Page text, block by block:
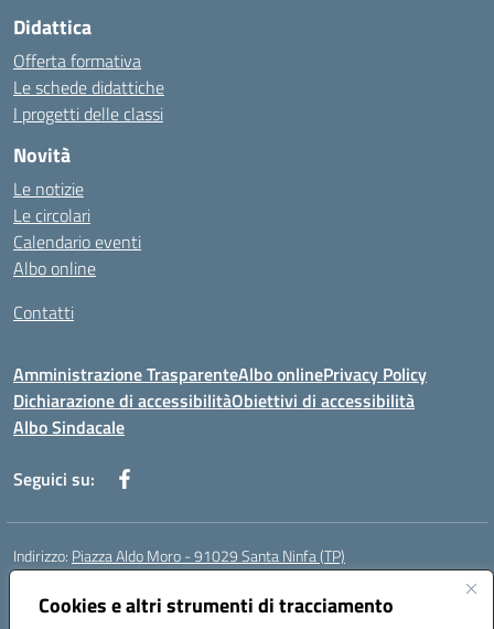
Cookies e altri strumenti di tracciamento
Didattica
Offerta formativa
Le schede didattiche
I progetti delle classi
Novità
Le notizie
Le circolari
Calendario eventi
Albo online
Contatti
Amministrazione TrasparenteAlbo onlinePrivacy Policy
Dichiarazione di accessibilitàObiettivi di accessibilità
Albo Sindacale
Seguici su:
Indirizzo: Piazza Aldo Moro - 91029 Santa Ninfa (TP)
Centralino:
Posta elettronica certificata (PEC):tpic807004@pec.istruzione.it